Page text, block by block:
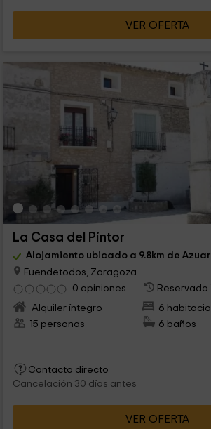
VER OFERTA
La Casa del Pintor
Alojamiento ubicado a 9.8km de
Fuendetodos, Zaragoza
0 opiniones
Reservado
Alquiler íntegro
6
15 personas
6 baños
Contacto directo
Cancelación 30 días antes
VER OFERTA